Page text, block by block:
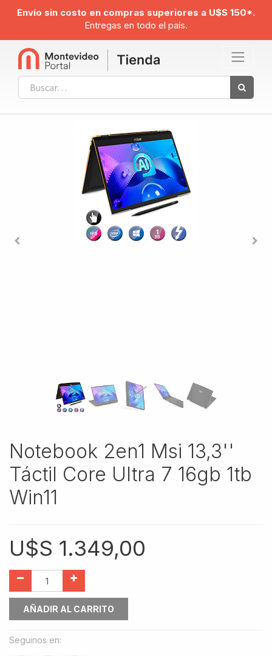
Envío sin costo en compras superiores a U$S 150*.
Entregas en todo el país.
Notebook 2en1 Msi 13,3''
Táctil Core Ultra 7 16gb 1tb
Win11
U$S 1.349,00
AÑADIR AL CARRITO
Seguinos en: